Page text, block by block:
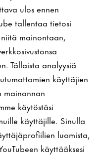
ulos ennen
tallentaa tietosi
mainontaan,
Tällaista analyysiä
käyttäjien
mainonnan
käytöstäsi
käyttäjille. Sinulla
luomista,
käyttääksesi